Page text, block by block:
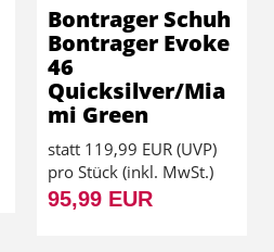
Bontrager Schuh
Bontrager Evoke
46
Quicksilver/Mia
mi Green
statt 119,99 EUR (UVP)
pro Stück (inkl. MwSt.)
95,99 EUR